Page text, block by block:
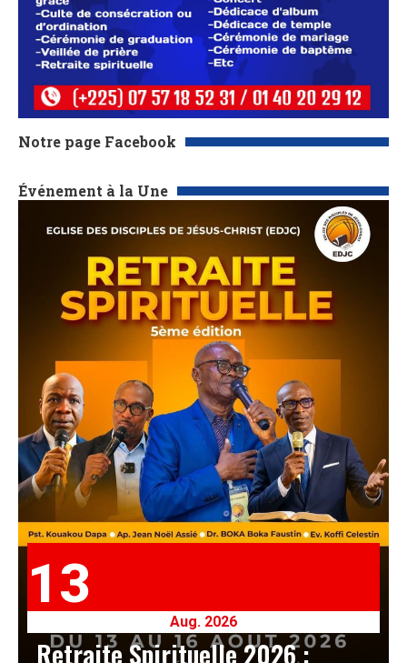
Notre page Facebook
Événement à la Une
13
Aug. 2026
Retraite Spirituelle 2026 :